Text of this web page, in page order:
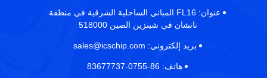
عنوان:
FL16 المباني الساحلية الشرقية في منطقة
نانشان في شينزين الصين 518000
بريد إلكتروني:
هاتف: